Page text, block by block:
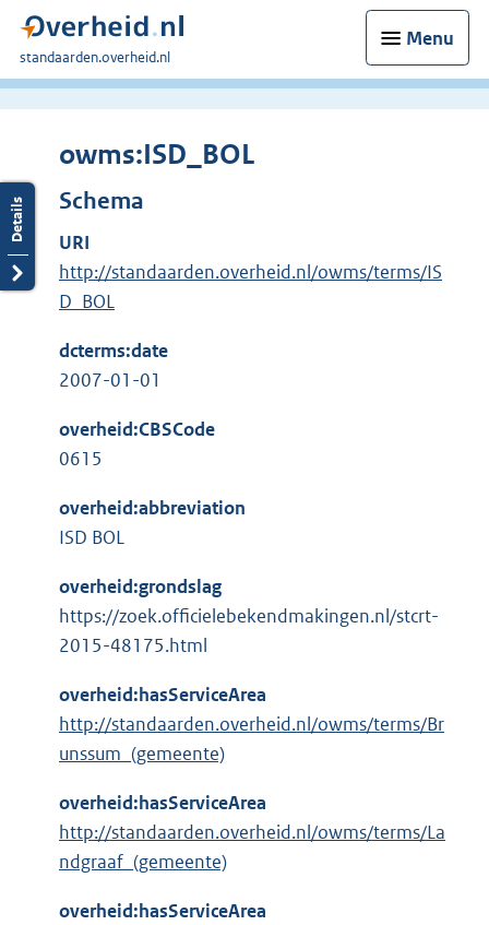
Menu
U
bent
standaarden.overheid.nl
owms:ISD_BOL
Schema
URI
http://standaarden.overheid.nl/owms/terms/IS
D_BOL
dcterms:date
2007-01-01
overheid:CBSCode
0615
overheid:abbreviation
ISD BOL
overheid:grondslag
https://zoek.officielebekendmakingen.nl/stcrt-
2015-48175.html
overheid:hasServiceArea
http://standaarden.overheid.nl/owms/terms/Br
unssum_(gemeente)
overheid:hasServiceArea
http://standaarden.overheid.nl/owms/terms/La
ndgraaf_(gemeente)
overheid:hasServiceArea